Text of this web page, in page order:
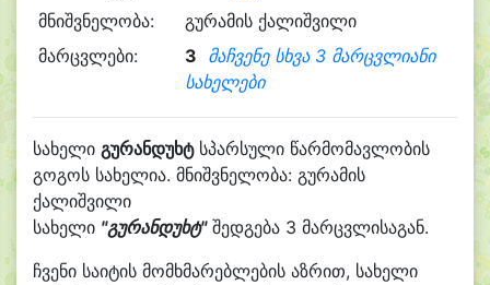
მნიშვნელობა:
გურამის ქალიშვილი
მარცვლები:
3 მაჩვენე სხვა 3 მარცვლიანი
სახელები
სახელი გურანდუხტსპარსული წარმომავლობის
გოგოს სახელია. მნიშვნელობა: გურამის
ქალიშვილი
სახელი "გურანდუხტ"შედგება 3 მარცვლისაგან.
ჩვენი საიტის მომხმარებლების აზრით, სახელი